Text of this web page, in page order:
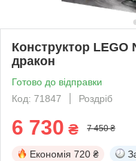
Конструктор LEGO
дракон
Готово до відправки
Код: 71847
Роздріб
6 730 ₴ 7 450 ₴
Економія 720 ₴